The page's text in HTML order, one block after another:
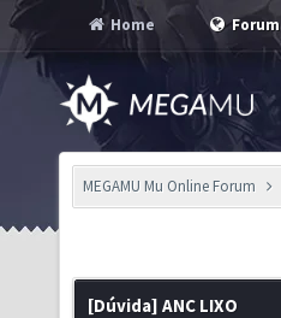
Home Forum
MEGAMU Mu Online Forum
[Dúvida] ANC LIXO